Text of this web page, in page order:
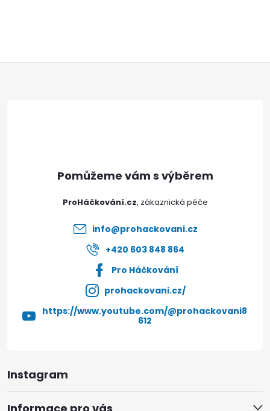
Instagram
ProHáčkování.cz
info@prohackovani.cz
+420 603 848 864
Pro Háčkování
prohackovani.cz/
https://www.youtube.com/@prohackovani8
612